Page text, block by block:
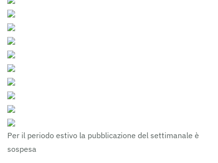
Per il periodo estivo la pubblicazione del settimanale è
sospesa